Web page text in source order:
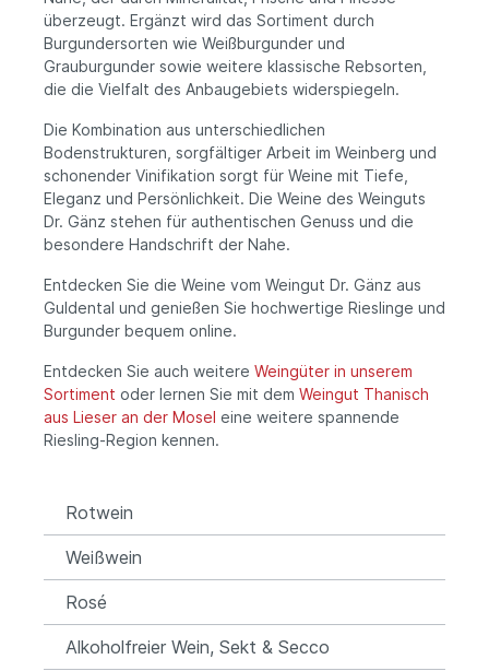
überzeugt. Ergänzt wird das Sortiment durch
Burgundersorten wie Weißburgunder und
Grauburgunder sowie weitere klassische Rebsorten,
die die Vielfalt des Anbaugebiets widerspiegeln.
Die Kombination aus unterschiedlichen
Bodenstrukturen, sorgfältiger Arbeit im Weinberg und
schonender Vinifikation sorgt für Weine mit Tiefe,
Eleganz und Persönlichkeit. Die Weine des Weinguts
Dr. Gänz stehen für authentischen Genuss und die
besondere Handschrift der Nahe.
Entdecken Sie die Weine vom Weingut Dr. Gänz aus
Guldental und genießen Sie hochwertige Rieslinge und
Burgunder bequem online.
Entdecken Sie auch weitere Weingüter in unserem
Sortiment oder lernen Sie mit dem Weingut Thanisch
aus Lieser an der Mosel eine weitere spannende
Riesling-Region kennen.
Rotwein
Weißwein
Rosé
Alkoholfreier Wein, Sekt & Secco